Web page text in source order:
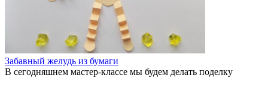
Забавный желудь из бумаги
В сегодняшнем мастер-классе мы будем делать поделку